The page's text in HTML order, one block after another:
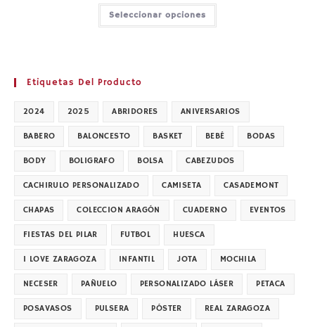
Seleccionar opciones
Este
tiene
en
la
de
Etiquetas Del Producto
2024 2025 ABRIDORES ANIVERSARIOS
BABERO BALONCESTO BASKET BEBÉ BODAS
BODY BOLIGRAFO BOLSA CABEZUDOS
CACHIRULO PERSONALIZADO CAMISETA CASADEMONT
CHAPAS COLECCION ARAGÓN CUADERNO EVENTOS
FIESTAS DEL PILAR FUTBOL HUESCA
I LOVE ZARAGOZA INFANTIL JOTA MOCHILA
NECESER PAÑUELO PERSONALIZADO LÁSER PETACA
POSAVASOS PULSERA PÓSTER REAL ZARAGOZA